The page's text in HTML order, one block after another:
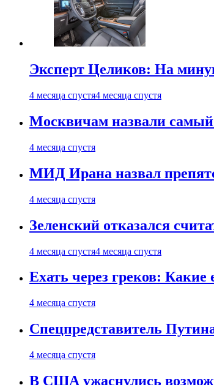
Эксперт Целиков: На
4 месяца спустя4 месяца спустя
Москвичам назвали самый
4 месяца спустя
МИД Ирана назвал
4 месяца спустя
Зеленский отказался
4 месяца спустя4 месяца спустя
Ехать через греков:
4 месяца спустя
Спецпредставитель
4 месяца спустя
В США ужаснулись